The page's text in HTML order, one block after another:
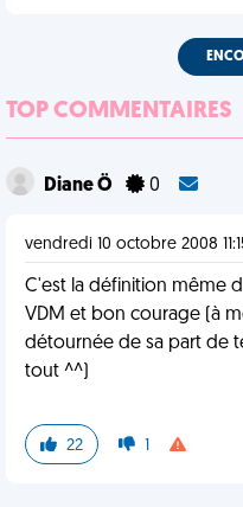
TOP COMMENTAIRES
Diane Ö 0
vendredi 10 octobre 2008
C'est la définition même
VDM et bon courage (à
détournée de sa part de
tout ^^)
22 1